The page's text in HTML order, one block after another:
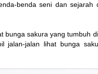
benda seni dan sejarah
bunga sakura yang tumbuh
jalan-jalan lihat bunga